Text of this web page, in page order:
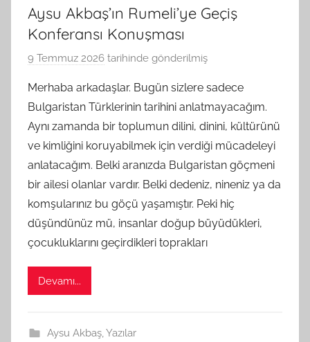
Aysu Akbaş’ın Rumeli’ye Geçiş
Konferansı Konuşması
9 Temmuz 2026 tarihinde gönderilmiş
S
A
M
t
a
r
a
f
Merhaba arkadaşlar. Bugün sizlere sadece
Bulgaristan Türklerinin tarihini anlatmayacağım.
Aynı zamanda bir toplumun dilini, dinini, kültürünü
ve kimliğini koruyabilmek için verdiği mücadeleyi
anlatacağım. Belki aranızda Bulgaristan göçmeni
bir ailesi olanlar vardır. Belki dedeniz, nineniz ya da
komşularınız bu göçü yaşamıştır. Peki hiç
düşündünüz mü, insanlar doğup büyüdükleri,
çocukluklarını geçirdikleri toprakları
Devamı...
Aysu Akbaş,Yazılar